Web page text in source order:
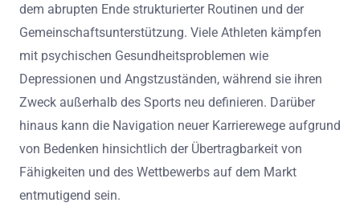
dem abrupten Ende strukturierter Routinen und der
Gemeinschaftsunterstützung. Viele Athleten kämpfen
mit psychischen Gesundheitsproblemen wie
Depressionen und Angstzuständen, während sie ihren
Zweck außerhalb des Sports neu definieren. Darüber
hinaus kann die Navigation neuer Karrierewege aufgrund
von Bedenken hinsichtlich der Übertragbarkeit von
Fähigkeiten und des Wettbewerbs auf dem Markt
entmutigend sein.